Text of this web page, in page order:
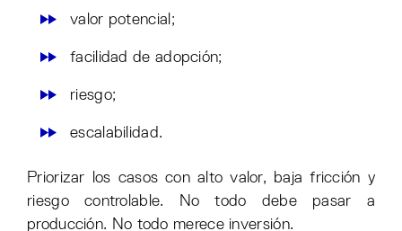
valor potencial;
facilidad de adopción;
riesgo;
escalabilidad.
Priorizar los casos con alto valor, baja fricción y
riesgo controlable. No todo debe pasar a
producción. No todo merece inversión.